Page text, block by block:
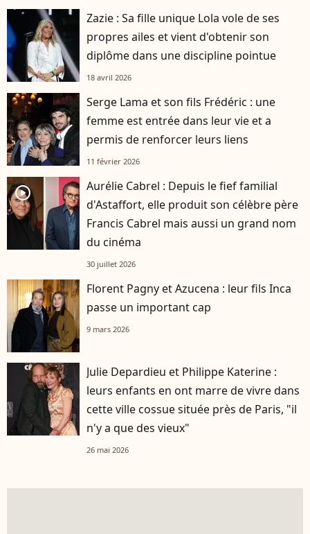
Zazie : Sa fille unique Lola vole de ses
propres ailes et vient d'obtenir son
diplôme dans une discipline pointue
18 avril 2026
Serge Lama et son fils Frédéric : une
femme est entrée dans leur vie et a
permis de renforcer leurs liens
11 février 2026
player2
Aurélie Cabrel : Depuis le fief familial
d'Astaffort, elle produit son célèbre père
Francis Cabrel mais aussi un grand nom
du cinéma
30 juillet 2026
Florent Pagny et Azucena : leur fils Inca
passe un important cap
9 mars 2026
Julie Depardieu et Philippe Katerine :
leurs enfants en ont marre de vivre dans
cette ville cossue située près de Paris, "il
n'y a que des vieux"
26 mai 2026